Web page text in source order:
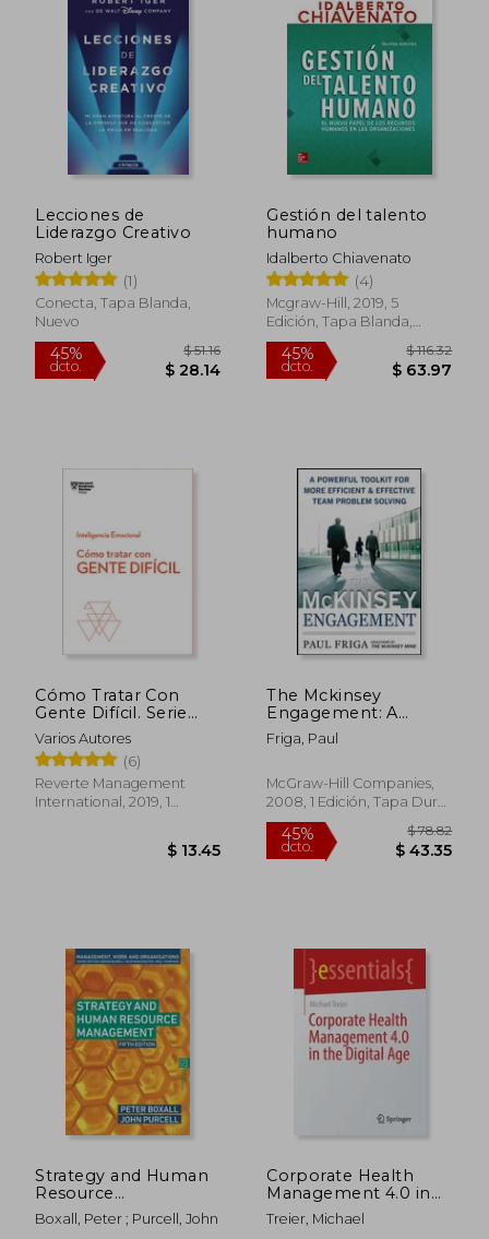
dcto. dcto.
45%
dcto.
45%
dcto.
Lecciones de
Liderazgo Creativo
Robert Iger
(1)
Conecta, Tapa Blanda,
Nuevo
Gestión del talento
humano
Idalberto Chiavenato
(4)
Mcgraw-Hill, 2019, 5
Edición, Tapa Blanda,
Nuevo
Cómo Tratar Con
Gente Difícil. Serie
Inteligencia
Emocional HBR
(Dealing with Difficult
People Spanish
Edition)
Varios Autores
(6)
Reverte Management
International, 2019, 1
The Mckinsey
Engagement: A
Powerful Toolkit for
More Efficient and
Problem Solving (en
Inglés)
Friga, Paul
McGraw-Hill Companies,
2008, 1 Edición, Tapa Dura,
Nuevo
Strategy and Human
Resource
Management (en
Inglés)
Boxall, Peter ; Purcell, John
Corporate Health
Management 4.0 in
the Digital Age (en
Inglés)
Treier, Michael